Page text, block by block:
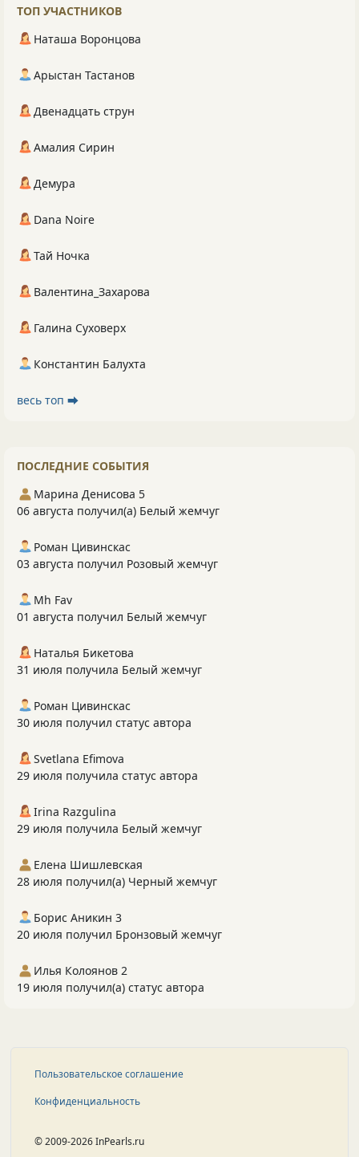
ТОП УЧАСТНИКОВ
Наташа Воронцова
Арыстан Тастанов
Двенадцать струн
Амалия Сирин
Демура
Dana Noire
Тай Ночка
Валентина_Захарова
Галина Суховерх
Константин Балухта
весь топ ⮕
ПОСЛЕДНИЕ СОБЫТИЯ
Марина Денисова 5
06 августа получил(а) Белый жемчуг
Роман Цивинскас
03 августа получил Розовый жемчуг
Mh Fav
01 августа получил Белый жемчуг
Наталья Бикетова
31 июля получила Белый жемчуг
Роман Цивинскас
30 июля получил статус автора
Svetlana Efimova
29 июля получила статус автора
Irina Razgulina
29 июля получила Белый жемчуг
Елена Шишлевская
28 июля получил(а) Черный жемчуг
Борис Аникин 3
20 июля получил Бронзовый жемчуг
Илья Колоянов 2
19 июля получил(а) статус автора
Пользовательское соглашение
Конфиденциальность
© 2009-2026 InPearls.ru